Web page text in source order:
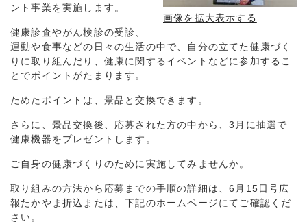
画像を拡大表示する
ント事業を実施します。
健康診査やがん検診の受診、
運動や食事などの日々の生活の中で、自分の立てた健康づく
りに取り組んだり、健康に関するイベントなどに参加するこ
とでポイントがたまります。
ためたポイントは、景品と交換できます。
さらに、景品交換後、応募された方の中から、3月に抽選で
健康機器をプレゼントします。
ご自身の健康づくりのために実施してみませんか。
取り組みの方法から応募までの手順の詳細は、6月15日号広
報たかやま折込または、下記のホームページにてご確認くだ
さい。